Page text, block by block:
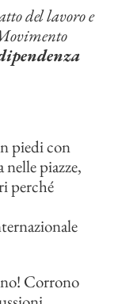
del lavoro e
piedi con
piazze,
perché
Corrono